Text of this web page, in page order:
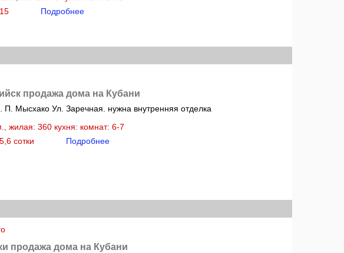
Подробнее
продажа дома на Кубани
Мысхако Ул. Заречная. нужна внутренняя отделка
жилая: 360 кухня: комнат: 6-7
сотки
Подробнее
продажа дома на Кубани